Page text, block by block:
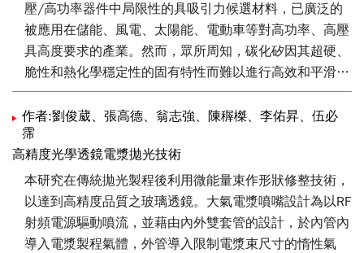
壓/高功率器件中局限性的具吸引力候選材料，已廣泛的
被應用在儲能、風電、太陽能、電動車等對高功率、高壓
具高度要求的產業。然而，眾所周知，碳化矽因其超硬、
脆性和熱化學穩定性的固有特性而難以進行高效和平滑的
加工。再者，因應SiC晶圓尺寸的放大，具有高材料移除
效率的輪磨製程逐漸成為加工的主流之一。然而，由於塑
性變形和斷裂等「應力誘導」現象，研磨過程不可避免地
會在晶圓表面下方引入損傷層。本文嘗試以自行發展的大
氣電漿乾式蝕刻設備，去除輪磨加工應力導致的翹曲。實
驗初步結果顯示大氣電漿設備可快速且有效的將晶圓翹曲
量由單面輪磨(採用8000號砂輪)後的110-150 µm，降回
10-20 µm（輪磨前的晶圓翹曲量）。
作者:劉俊葳、張高德、翁志強、陳稺榤、李佑昇、伍必
霈
高精度光學透鏡電漿拋光技術
本研究在傳統拋光製程後利用微能量束作形狀修整技術，
以達到高精度品質之玻璃透鏡。大氣電漿噴嘴設計為以RF
射頻電源驅動噴流，並藉由內外雙套管的設計，於內管內
導入電漿製程氣體，外管導入限制電漿束尺寸的惰性氣